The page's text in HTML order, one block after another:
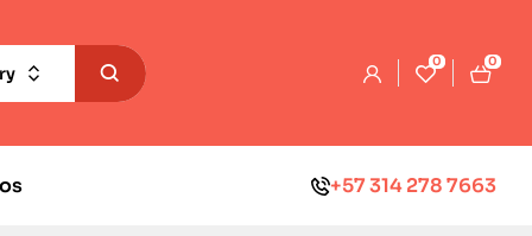
0 0
+57 314 278 7663